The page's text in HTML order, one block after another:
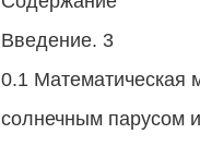
Введение. 3
0.1 Математическая
солнечным парусом